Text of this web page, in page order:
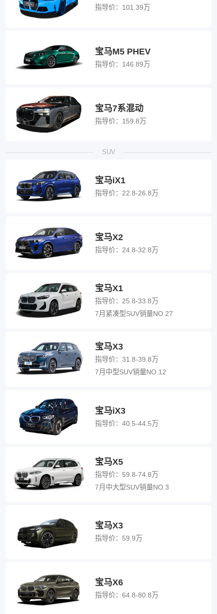
指导价： 101.39万
宝马M5 PHEV
指导价： 146.89万
宝马7系混动
指导价： 159.8万
SUV
宝马iX1
指导价： 22.8-26.8万
宝马X2
指导价： 24.8-32.8万
宝马X1
指导价： 25.8-33.8万
7月紧凑型SUV销量NO.27
宝马X3
指导价： 31.8-39.8万
7月中型SUV销量NO.12
宝马iX3
指导价： 40.5-44.5万
宝马X5
指导价： 59.8-74.8万
7月中大型SUV销量NO.3
宝马X3
指导价： 59.9万
宝马X6
指导价： 64.8-80.8万